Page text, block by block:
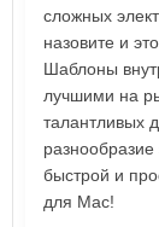
сложных
назовите и
Шаблоны
лучшими на
талантливых
разнообразие
быстрой и
для Mac!